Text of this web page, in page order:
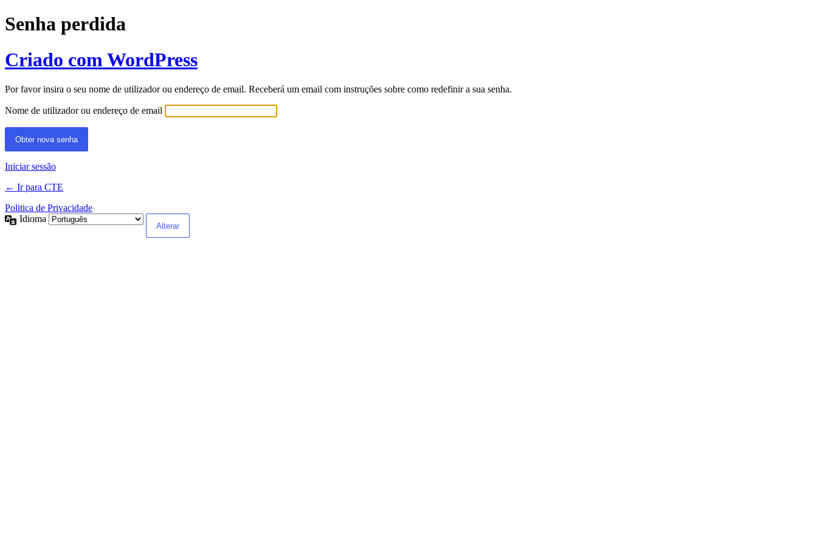
Senha perdida
Criado com WordPress
Por favor insira o seu nome de utilizador ou endereço de email. Receberá um email com instruções sobre como redefinir a sua senha.
Nome de utilizador ou endereço de email
Iniciar sessão
← Ir para CTE
Politica de Privacidade
Idioma